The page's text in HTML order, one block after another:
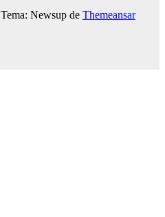
Tema: Newsup de Themeansar